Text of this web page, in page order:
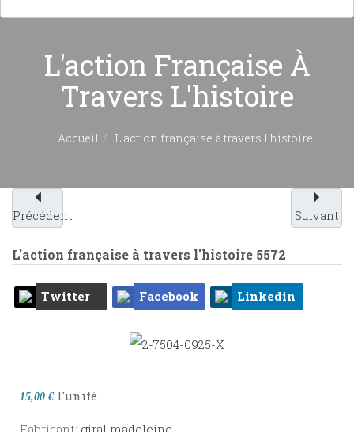
L'action Française À
Travers L'histoire
Accueil L'action française à travers l'histoire
Précédent Suivant
L'action française à travers l'histoire 5572
Twitter Facebook Linkedin
15,00 € l'unité